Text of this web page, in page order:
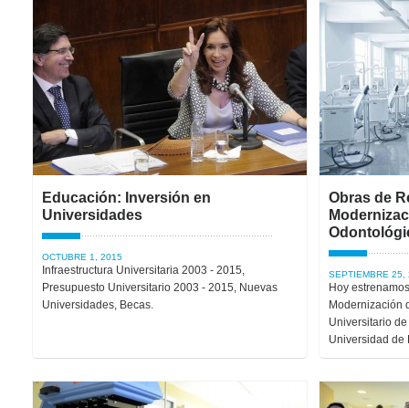
Educación: Inversión en
Universidades
OCTUBRE 1, 2015
Infraestructura Universitaria 2003 - 2015,
Presupuesto Universitario 2003 - 2015, Nuevas
Universidades, Becas.
Obras de
SEPTIEMBRE 25,
Hoy
Modernización
Universitario
Universidad de